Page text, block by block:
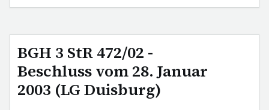
BGH 3 StR 472/02 -
Beschluss vom 28. Januar
2003 (LG Duisburg)